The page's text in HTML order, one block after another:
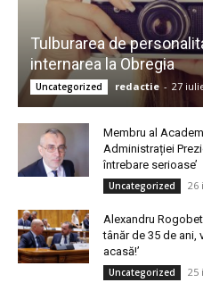
Tulburarea de
internarea la Obregia
Uncategorized redactie - 27
Membru al
Administrației
întrebare serioase’
Uncategorized 26
Alexandru
tânăr de 35 de ani,
acasă!’
Uncategorized 25